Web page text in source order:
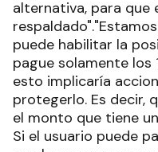
alternativa, para que
puede habilitar la
pague solamente los
esto implicaría
protegerlo. Es decir,
el monto que tiene
Si el usuario puede